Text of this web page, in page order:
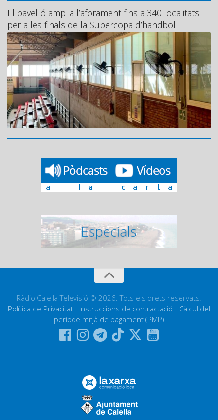
El pavelló amplia l’aforament fins a 340 localitats
per a les finals de la Supercopa d’handbol
Ràdio Calella Televisió © 2026. Tots els drets reservats.
Política de Privacitat - Instruccions de contractació - Càlcul del
període mitjà de pagament (PMP)